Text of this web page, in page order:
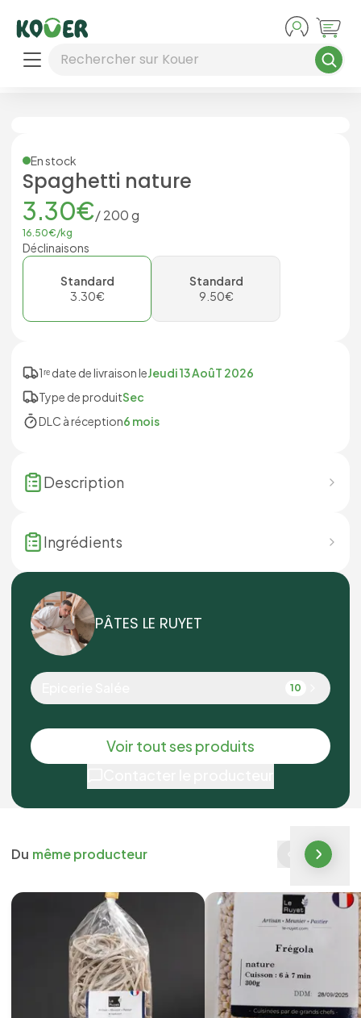
Rechercher sur Kouer
En stock
Spaghetti nature
3.30€/200g
16.50€/kg
Déclinaisons
Standard
3.30€
Standard
9.50€
1ʳᵉ date de livraison leJeudi 13 AoûT 2026
Type de produitSec
DLC à réception6 mois
Description
Ingrédients
PÂTES LE RUYET
10
Voir tout ses produits
Du même producteur